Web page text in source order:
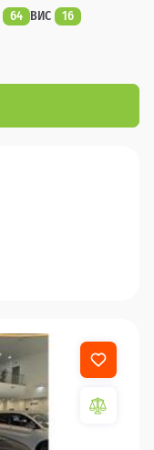
64 ВИС
16